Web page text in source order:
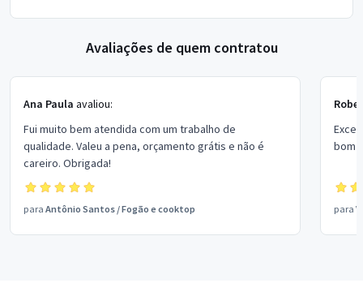
Avaliações de quem contratou
Ana Paula avaliou:
Fui muito bem atendida com um trabalho de
qualidade. Valeu a pena, orçamento grátis e não é
careiro. Obrigada!
para Antônio Santos /Fogão e cooktop
bom
para